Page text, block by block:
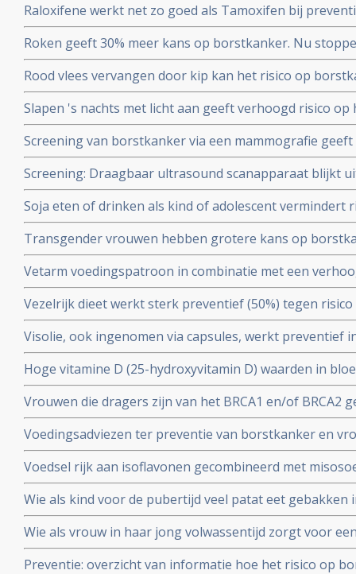
Raloxifene werkt net zo goed als Tamoxifen bij
vrouwen met significant minder bijwerkingen.
Roken geeft 30% meer kans op borstkanker. Nu
als preventie..
Rood vlees vervangen door kip kan het risico op
verhoogt namelijk het risico, kip verkleint het risico op
Slapen 's nachts met licht aan geeft verhoogd risico
Hoe meer licht 's nachts hoe groter het risico.
Screening van borstkanker via een mammografie
uiteindelijke overlevingscijfers blijkt uit 25 jarige studie
leeftijd van 40 tot 59 jaar in Canada.
Screening: Draagbaar ultrasound scanapparaat blijkt
bij ontdekken van kwaadaardige tumoren bij mensen
van borstkanker copy 1
Soja eten of drinken als kind of adolescent vermindert
leeftijd.
Transgender vrouwen hebben grotere kans op
gebruikten, blijkt uit Nederlandse studie
Vetarm voedingspatroon in combinatie met een
fruit en granen kan het risico op overlijden als gevolg
postmenopauzale vrouwen verminderen blijkt uit
Vezelrijk dieet werkt sterk preventief (50%) tegen
vrouwen (in leeftijd voor de overgang).
Visolie, ook ingenomen via capsules, werkt preventief
borstkanker bij vrouwen in de leeftijd na de overgang.
bevolkingstudie onder 35.000 vrouwen. Artikel
Hoge vitamine D (25-hydroxyvitamin D) waarden in
risico - 44 procent - op overlijden aan borstkanker dan
moment van diagnose copy 1
Vrouwen die dragers zijn van het BRCA1 en/of BRCA2
het krijgen van borstkanker met 50% en
eierstokken en eileiders weg te laten halen.
Voedingsadviezen ter preventie van borstkanker en
voeding en meditatie opgesteld door de natuurdietisten
Voedsel rijk aan isoflavonen gecombineerd met
met 40% verminderen aldus tienjarige Japanse studie
geplaatst juni 2003.
Wie als kind voor de pubertijd veel patat eet
risico op krijgen van borstkanker op latere leeftijd
verpleegkundigen
Wie als vrouw in haar jong volwassentijd zorgt voor
beduidend minder risico - 65% - op borstkanker met
Preventie: overzicht van informatie hoe het risico op